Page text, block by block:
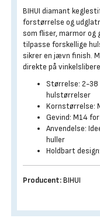
BIHUI diamant
forstørrelse og
som fliser, marmor
tilpasse forskellige
sikrer en jævn finish.
direkte på
Størrelse: 2-
hulstørrelser
Kornstørrelse:
Gevind: M14
Anvendelse:
huller
Holdbart
Producent:BIHUI